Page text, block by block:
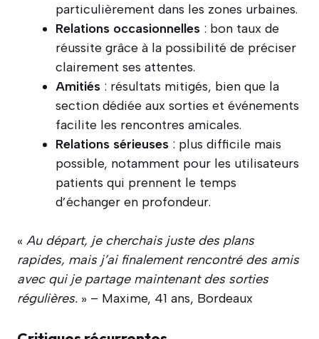
particulièrement dans les zones urbaines.
Relations occasionnelles : bon taux de
réussite grâce à la possibilité de préciser
clairement ses attentes.
Amitiés : résultats mitigés, bien que la
section dédiée aux sorties et événements
facilite les rencontres amicales.
Relations sérieuses : plus difficile mais
possible, notamment pour les utilisateurs
patients qui prennent le temps
d’échanger en profondeur.
« Au départ, je cherchais juste des plans
rapides, mais j’ai finalement rencontré des amis
avec qui je partage maintenant des sorties
régulières. » – Maxime, 41 ans, Bordeaux